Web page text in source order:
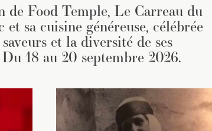
Food Temple, Le Carreau du
sa cuisine généreuse, célébrée
et la diversité de ses
18 au 20 septembre 2026.